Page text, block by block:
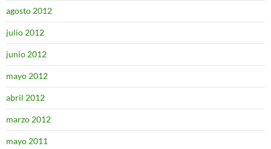
agosto 2012
julio 2012
junio 2012
mayo 2012
abril 2012
marzo 2012
mayo 2011